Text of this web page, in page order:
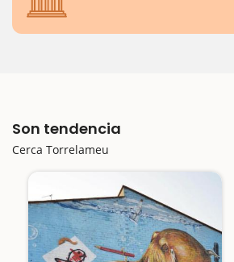
Son tendencia
Cerca Torrelameu